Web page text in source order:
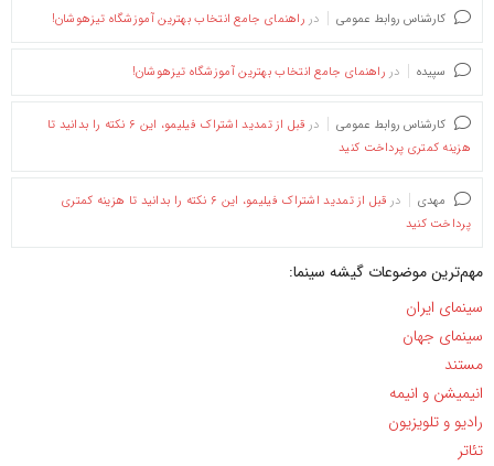
کارشناس روابط عمومی در راهنمای جامع انتخاب بهترین آموزشگاه تیزهوشان!
سپیده در راهنمای جامع انتخاب بهترین آموزشگاه تیزهوشان!
کارشناس روابط عمومی در
قبل از تمدید اشتراک فیلیمو، این ۶ نکته را بدانید تا
هزینه کمتری پرداخت کنید
مهدی در
قبل از تمدید اشتراک فیلیمو، این ۶ نکته را بدانید تا هزینه کمتری
پرداخت کنید
مهم‌ترین موضوعات گیشه سینما:
سینمای ایران
سینمای جهان
مستند
انیمیشن و انیمه
رادیو و تلویزیون
تئاتر